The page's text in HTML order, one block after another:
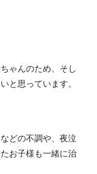
ゃんのため、そし
と思っています。
どの不調や、夜泣
お子様も一緒に治